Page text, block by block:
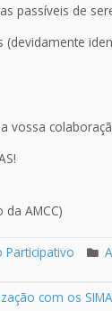
passíveis de
vossa
da AMCC)
Participativo
com os